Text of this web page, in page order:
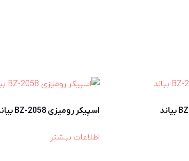
اسپیکر رومیزی BZ-2058 بیاند
اطلاعات بیشتر